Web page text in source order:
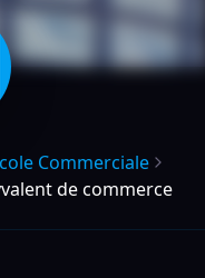
Commerciale
de commerce